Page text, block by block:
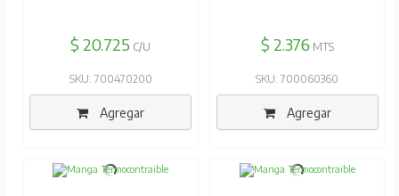
$ 20.725 C/U
SKU: 700470200
Agregar
$ 2.376 MTS
SKU: 700060360
Agregar